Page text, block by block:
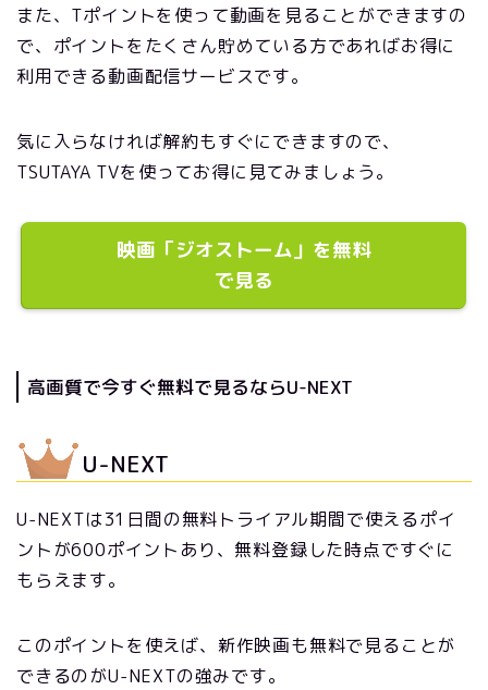
また、Tポイントを使って動画を見ることができますの
で、ポイントをたくさん貯めている方であればお得に
利用できる動画配信サービスです。
気に入らなければ解約もすぐにできますので、
TSUTAYA TVを使ってお得に見てみましょう。
映画「ジオストーム」を無料
で見る
高画質で今すぐ無料で見るならU-NEXT
U-NEXT
U-NEXTは31日間の無料トライアル期間で使えるポイ
ントが600ポイントあり、無料登録した時点ですぐに
もらえます。
このポイントを使えば、新作映画も無料で見ることが
できるのがU-NEXTの強みです。